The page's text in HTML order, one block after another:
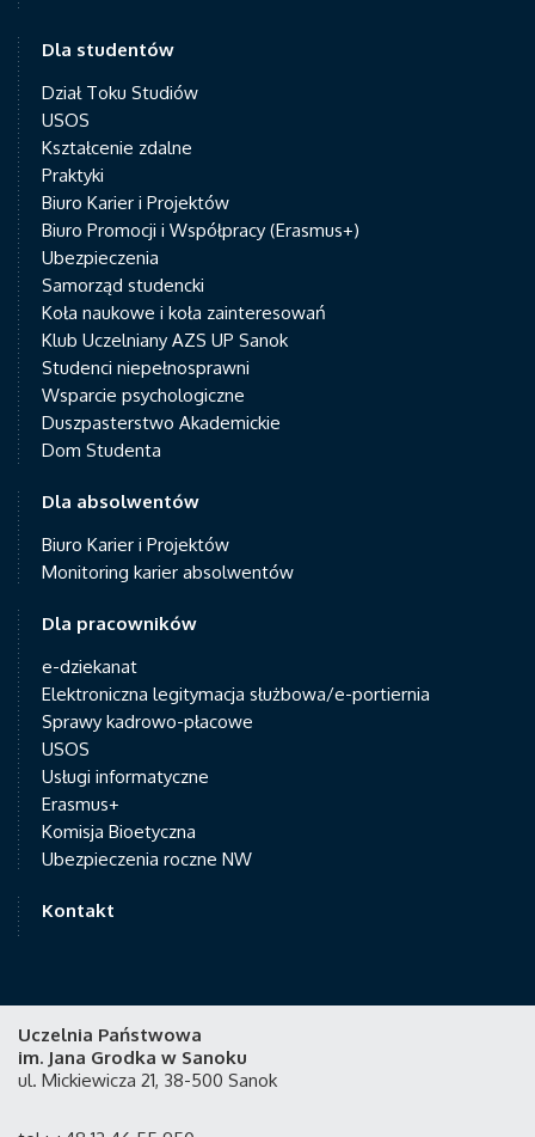
Dla studentów
Dział Toku Studiów
USOS
Kształcenie zdalne
Praktyki
Biuro Karier i Projektów
Biuro Promocji i Współpracy (Erasmus+)
Ubezpieczenia
Samorząd studencki
Koła naukowe i koła zainteresowań
Klub Uczelniany AZS UP Sanok
Studenci niepełnosprawni
Wsparcie psychologiczne
Duszpasterstwo Akademickie
Dom Studenta
Dla absolwentów
Biuro Karier i Projektów
Monitoring karier absolwentów
Dla pracowników
e-dziekanat
Elektroniczna legitymacja służbowa/e-portiernia
Sprawy kadrowo-płacowe
USOS
Usługi informatyczne
Erasmus+
Komisja Bioetyczna
Ubezpieczenia roczne NW
Kontakt
Uczelnia Państwowa
im. Jana Grodka w Sanoku
ul. Mickiewicza 21, 38-500 Sanok